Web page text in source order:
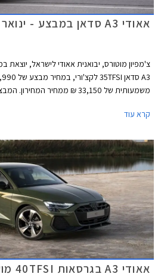
אאודי A3 סדאן במבצע - ינואר 2026
צ'מפיון מוטורס, יבואנית אאודי לישראל,
קרא עוד
אאודי A3 בגרסאות 40TFSI מושקת בישראל